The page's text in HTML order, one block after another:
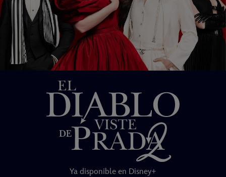
Ya disponible en Disney+